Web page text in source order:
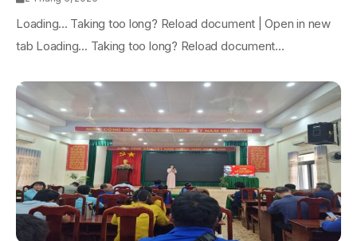
Loading... Taking too long? Reload document | Open in new
tab Loading... Taking too long? Reload document...